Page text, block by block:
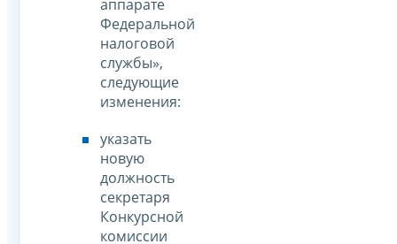
аппарате
Федеральной
налоговой
службы»,
следующие
изменения:
указать
новую
должность
секретаря
Конкурсной
комиссии